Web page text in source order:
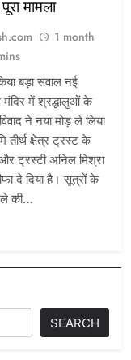
मामला
1 month
बड़ा सवाल नई
मंदिर में श्रद्धालुओं के
ने नया मोड़ ले लिया
तीर्थ क्षेत्र ट्रस्ट के
ट्रस्टी अनिल मिश्रा
दे दिया है। सूत्रों के
की…
SEARCH